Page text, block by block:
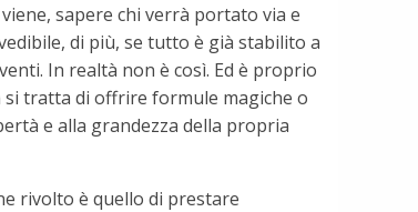
sapere chi verrà portato via e
di più, se tutto è già stabilito a
In realtà non è così. Ed è proprio
si tratta di offrire formule magiche o
e alla grandezza della propria
rivolto è quello di prestare